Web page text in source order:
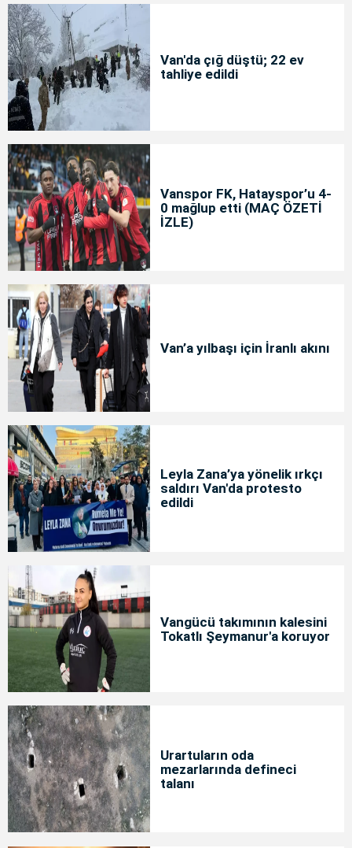
Van'da çığ düştü; 22 ev
tahliye edildi
Vanspor FK, Hatayspor’u 4-
0 mağlup etti (MAÇ ÖZETİ
İZLE)
Van’a yılbaşı için İranlı akını
Leyla Zana’ya yönelik ırkçı
saldırı Van'da protesto
edildi
Vangücü takımının kalesini
Tokatlı Şeymanur'a koruyor
Urartuların oda
mezarlarında defineci
talanı